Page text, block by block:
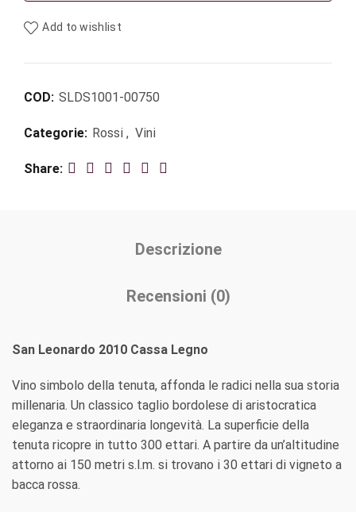
Add to wishlist
COD: SLDS1001-00750
Categorie: Rossi , Vini
Share
Descrizione
Recensioni (0)
San Leonardo 2010 Cassa Legno
Vino simbolo della tenuta, affonda le radici nella sua storia
millenaria. Un classico taglio bordolese di aristocratica
eleganza e straordinaria longevità. La superficie della
tenuta ricopre in tutto 300 ettari. A partire da un’altitudine
attorno ai 150 metri s.l.m. si trovano i 30 ettari di vigneto a
bacca rossa.